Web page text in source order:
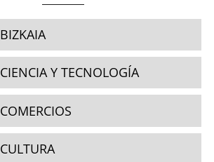
BIZKAIA
CIENCIA Y TECNOLOGÍA
COMERCIOS
CULTURA